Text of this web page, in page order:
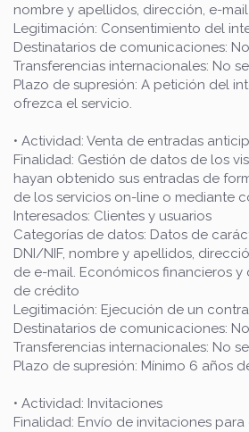
nombre y apellidos, dirección, e-mail
Legitimación: Consentimiento del
Destinatarios de comunicaciones:
Transferencias internacionales: No
Plazo de supresión: A petición del
ofrezca el servicio.
• Actividad: Venta de entradas
Finalidad: Gestión de datos de los
hayan obtenido sus entradas de
de los servicios on-line o mediante
Interesados: Clientes y usuarios
Categorías de datos: Datos de
DNI/NIF, nombre y apellidos,
de e-mail. Económicos financieros y
de crédito
Legitimación: Ejecución de un
Destinatarios de comunicaciones:
Transferencias internacionales: No
Plazo de supresión: Mínimo 6 años
• Actividad: Invitaciones
Finalidad: Envío de invitaciones